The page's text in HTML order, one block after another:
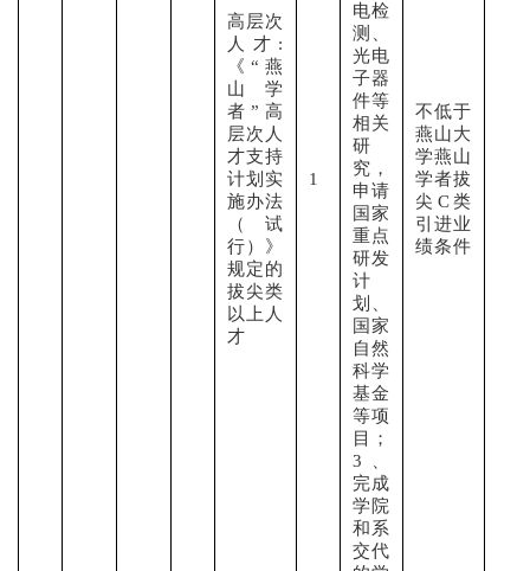
高层次
人才:
《“燕
山学
者”高
层次人
才支持
计划实
施办法
（试
行）》
规定的
拔尖类
以上人
才
1
电检
测、
光电
子器
件等
相关
研
究，
申请
国家
重点
研发
计
划、
国家
自然
科学
基金
等项
目；
3、
完成
学院
和系
交代
不低于
燕山大
学燕山
学者拔
尖C类
引进业
绩条件